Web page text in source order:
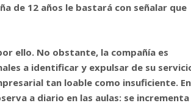
de 12 años le bastará con señalar que
ello. No obstante, la compañía es
a identificar y expulsar de su
tan loable como insuficiente. En
a diario en las aulas: se incrementa